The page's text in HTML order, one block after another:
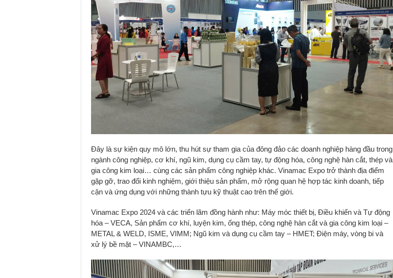
Đây là sự kiện quy mô lớn, thu hút sự tham gia của đông đảo các doanh nghiệp hàng đầu trong
ngành công nghiệp, cơ khí, ngũ kim, dụng cụ cầm tay, tự động hóa, công nghệ hàn cắt, thép và
gia công kim loại… cùng các sản phẩm công nghiệp khác. Vinamac Expo trở thành địa điểm
gặp gỡ, trao đổi kinh nghiệm, giới thiệu sản phẩm, mở rộng quan hệ hợp tác kinh doanh, tiếp
cận và ứng dụng với những thành tựu kỹ thuật cao trên thế giới.
Vinamac Expo 2024 và các triển lãm đồng hành như: Máy móc thiết bị, Điều khiển và Tự động
hóa – VECA, Sản phẩm cơ khí, luyện kim, ống thép, công nghệ hàn cắt và gia công kim loại –
METAL & WELD, ISME, VIMM; Ngũ kim và dụng cụ cầm tay – HMET; Điện máy, vòng bi và
xử lý bề mặt – VINAMBC,…